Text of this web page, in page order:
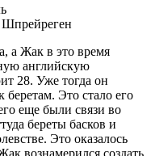
Шпрейреген
а Жак в это время
английскую
28. Уже тогда он
беретам. Это стало его
еще были связи во
береты басков и
Это оказалось
вознамерился создать